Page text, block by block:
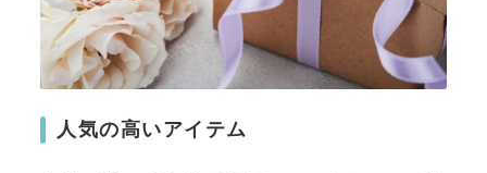
人気の高いアイテム